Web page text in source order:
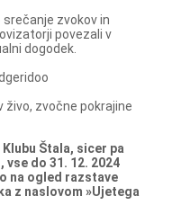
zvokov in
povezali v
dogodek.
živo, zvočne pokrajine
Štala, sicer pa
do 31. 12. 2024
na ogled razstave
z naslovom »Ujetega